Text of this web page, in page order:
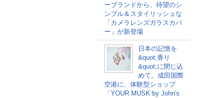
ーブランドから、待望のシ
ンプル＆スタイリッシュな
「カメラレンズガラスカバ
ー」が新登場
日本の記憶を
&quot;香り
&quot;に閉じ込
めて。成田国際
空港に、体験型ショップ
「YOUR MUSK by John's